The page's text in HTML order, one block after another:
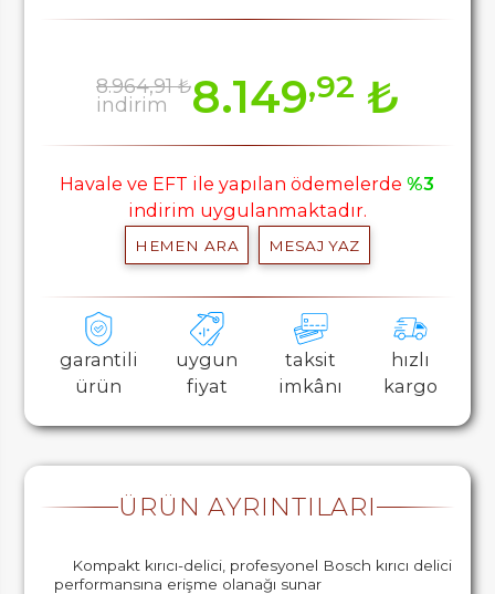
8.964,91 ₺
indirim
8.149,92 ₺
Havale ve EFT ile yapılan ödemelerde%3
indirim uygulanmaktadır.
HEMEN ARA MESAJ YAZ
garantili
ürün
uygun
fiyat
taksit
imkânı
hızlı
kargo
ÜRÜN AYRINTILARI
Kompakt kırıcı-delici, profesyonel Bosch kırıcı delici
performansına erişme olanağı sunar